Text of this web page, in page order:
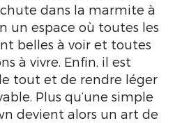
dans la marmite à
un espace où toutes les
belles à voir et toutes
à vivre. Enfin, il est
tout et de rendre léger
Plus qu’une simple
devient alors un art de